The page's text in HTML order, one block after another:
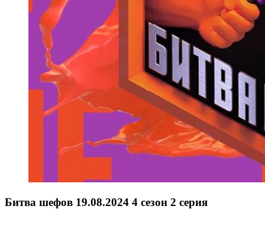
Битва шефов 19.08.2024 4 сезон 2 серия